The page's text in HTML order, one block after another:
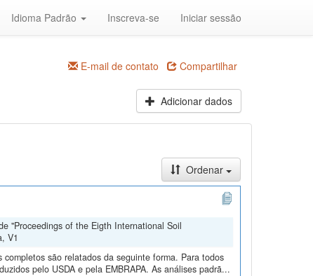
Idioma Padrão Inscreva-se Iniciar sessão
E-mail de contato Compartilhar
Adicionar dados
Ordenar
"Proceedings of the Eigth International Soil
V1
são relatados da seguinte forma. Para todos
pelo USDA e pela EMBRAPA. As análises padrã...